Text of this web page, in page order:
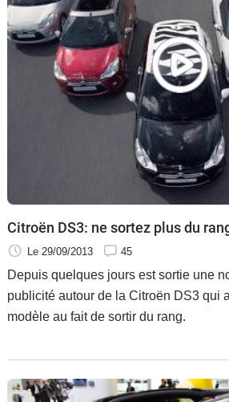
Citroën DS3: ne sortez plus du
Le 29/09/2013 45
Depuis quelques jours est sortie une
publicité autour de la Citroën DS3 qui
modèle au fait de sortir du rang.